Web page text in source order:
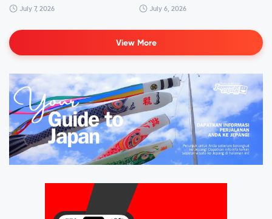
July 7, 2026 July 6, 2026
View More